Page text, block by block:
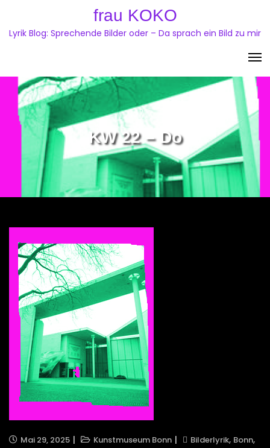
content
frau KOKO
Lyrik Blog: Sprechende Bilder oder – Da sprach ein Bild zu mir
KW 22 – Do
Mai 29, 2025 Kunstmuseum Bonn Bilderlyrik, Bonn,